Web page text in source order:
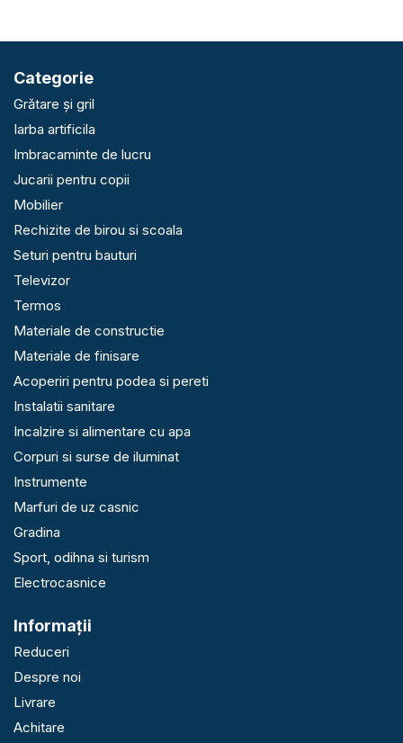
Categorie
Grătare și gril
Iarba artificila
Imbracaminte de lucru
Jucarii pentru copii
Mobilier
Rechizite de birou si scoala
Seturi pentru bauturi
Televizor
Termos
Materiale de constructie
Materiale de finisare
Acoperiri pentru podea si pereti
Instalatii sanitare
Incalzire si alimentare cu apa
Corpuri si surse de iluminat
Instrumente
Marfuri de uz casnic
Gradina
Sport, odihna si turism
Electrocasnice
Informaţii
Reduceri
Despre noi
Livrare
Achitare